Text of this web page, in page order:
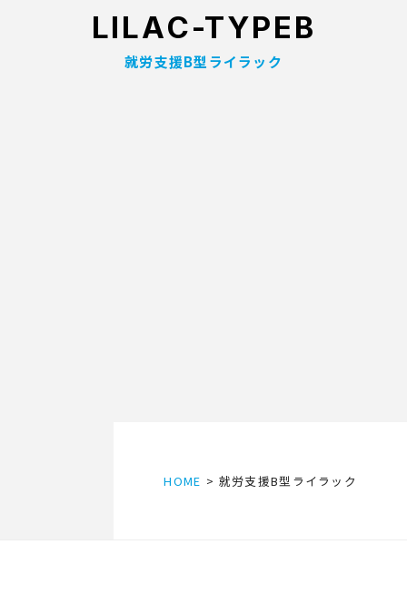
LILAC-TYPEB
就労支援B型ライラック
HOME 就労支援B型ライラック